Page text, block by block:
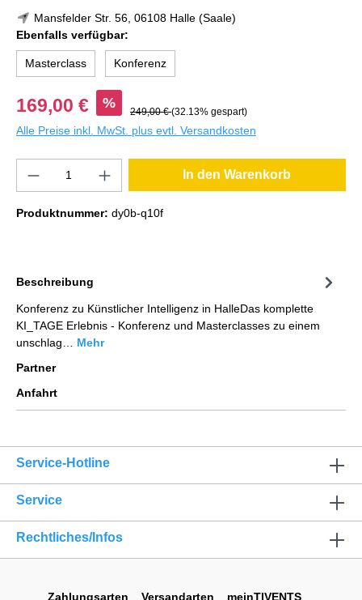
Mansfelder Str. 56, 06108 Halle (Saale)
Ebenfalls verfügbar:
Masterclass Konferenz
169,00 € %
249,00 €(32.13% gespart)
Alle Preise inkl. MwSt. plus evtl. Versandkosten
In den Warenkorb
Produktnummer: dy0b-q10f
Beschreibung
Konferenz zu Künstlicher Intelligenz in Halle​Das komplette
KI_TAGE Erlebnis - Konferenz und Masterclasses zu einem
unschlag… Mehr
Partner
Anfahrt
Service-Hotline
Service
Rechtliches/Infos
Zahlungsarten Versandarten meinTIVENTS